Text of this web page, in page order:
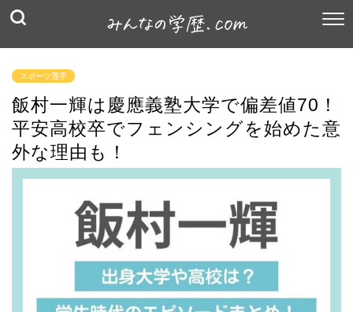
スポーツ選手
飯村一輝は慶應義塾大学で偏差値70！
平安高校卒でフェンシングを始めた意
外な理由も！